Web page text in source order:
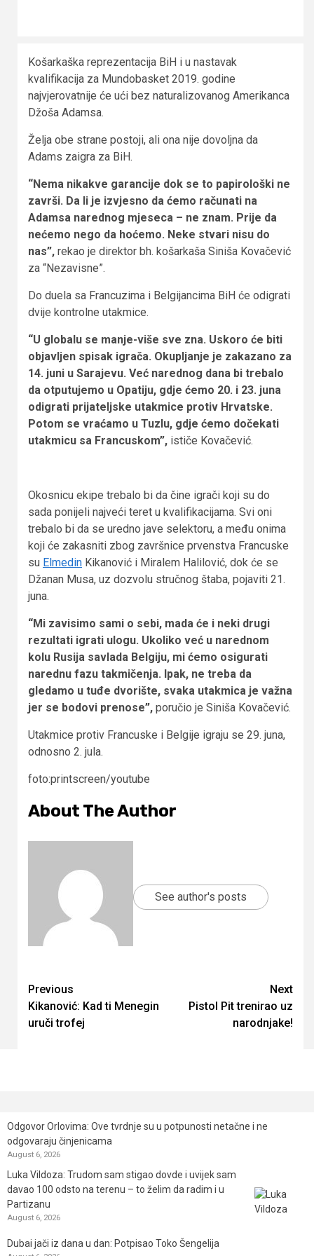
Košarkaška reprezentacija BiH i u nastavak
kvalifikacija za Mundobasket 2019. godine
najvjerovatnije će ući bez naturalizovanog Amerikanca
Džoša Adamsa.
Želja obe strane postoji, ali ona nije dovoljna da
Adams zaigra za BiH.
“Nema nikakve garancije dok se to papirološki ne
završi. Da li je izvjesno da ćemo računati na
Adamsa narednog mjeseca – ne znam. Prije da
nećemo nego da hoćemo. Neke stvari nisu do
nas”, rekao je direktor bh. košarkaša Siniša Kovačević
za “Nezavisne”.
Do duela sa Francuzima i Belgijancima BiH će odigrati
dvije kontrolne utakmice.
“U globalu se manje-više sve zna. Uskoro će biti
objavljen spisak igrača. Okupljanje je zakazano za
14. juni u Sarajevu. Već narednog dana bi trebalo
da otputujemo u Opatiju, gdje ćemo 20. i 23. juna
odigrati prijateljske utakmice protiv Hrvatske.
Potom se vraćamo u Tuzlu, gdje ćemo dočekati
utakmicu sa Francuskom”, ističe Kovačević.
Okosnicu ekipe trebalo bi da čine igrači koji su do
sada ponijeli najveći teret u kvalifikacijama. Svi oni
trebalo bi da se uredno jave selektoru, a među onima
koji će zakasniti zbog završnice prvenstva Francuske
su Elmedin Kikanović i Miralem Halilović, dok će se
Džanan Musa, uz dozvolu stručnog štaba, pojaviti 21.
juna.
“Mi zavisimo sami o sebi, mada će i neki drugi
rezultati igrati ulogu. Ukoliko već u narednom
kolu Rusija savlada Belgiju, mi ćemo osigurati
narednu fazu takmičenja. Ipak, ne treba da
gledamo u tuđe dvorište, svaka utakmica je važna
jer se bodovi prenose”, poručio je Siniša Kovačević.
Utakmice protiv Francuske i Belgije igraju se 29. juna,
odnosno 2. jula.
foto:printscreen/youtube
About The Author
See author's posts
Continue
Reading
Previous
Kikanović: Kad ti Menegin
uruči trofej
Next
Pistol Pit trenirao uz
narodnjake!
Odgovor Orlovima: ​Ove tvrdnje su u potpunosti netačne i ne
odgovaraju činjenicama
August 6, 2026
Luka Vildoza: Trudom sam stigao dovde i uvijek sam
davao 100 odsto na terenu – to želim da radim i u
Partizanu
August 6, 2026
Dubai jači iz dana u dan: Potpisao Toko Šengelija